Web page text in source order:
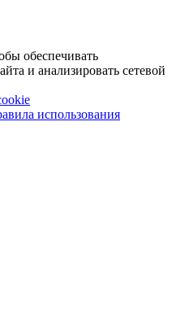
обеспечивать
и анализировать сетевой
использования